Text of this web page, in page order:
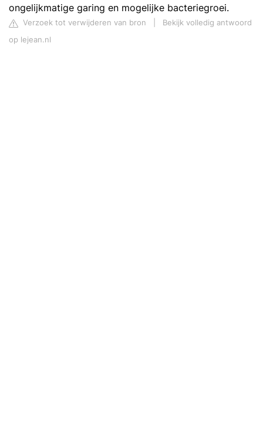
ongelijkmatige garing en mogelijke bacteriegroei.
Verzoek tot verwijderen van bron
Bekijk volledig antwoord
op lejean.nl